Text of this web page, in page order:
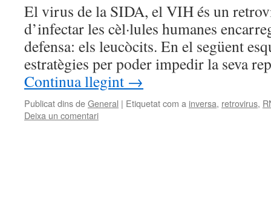
El virus de la SIDA, el VIH és un
d’infectar les cèl·lules humanes
defensa: els leucòcits. En el següent
estratègies per poder impedir la seva
Continua llegint →
Publicat dins deGeneral | Etiquetat com a inversa, retrovirus,
Deixa un comentari